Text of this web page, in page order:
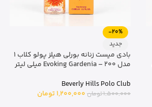
-20%
جدید
بادی میست زنانه بورلی هیلز پولو کلاب 1
مدل Evoking Gardenia – 200 میلی لیتر
Beverly Hills Polo Club
1,500,000تومان 1,200,000تومان